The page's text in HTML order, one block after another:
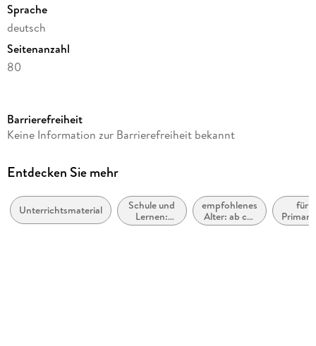
Sprache
deutsch
Seitenanzahl
80
Reihe
Autor/Autorin
Illustrationen
Guido Wandrey
Barrierefreiheit
Keine Information zur Barrierefreiheit bekannt
Entdecken Sie mehr
Unterrichtsmaterial
Schule und
Lernen:
Mathematik
empfohlenes
Alter: ab ca.
7 Jahre
für